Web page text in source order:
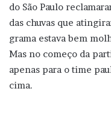
do São Paulo
das chuvas que
grama estava bem
Mas no começo da
apenas para o time
cima.